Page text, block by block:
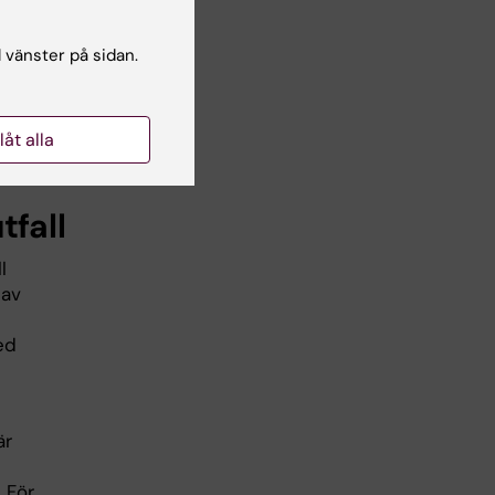
på sidan.
alla